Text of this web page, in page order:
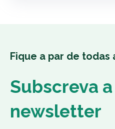
Fique a par de todas
Subscreva
newsletter